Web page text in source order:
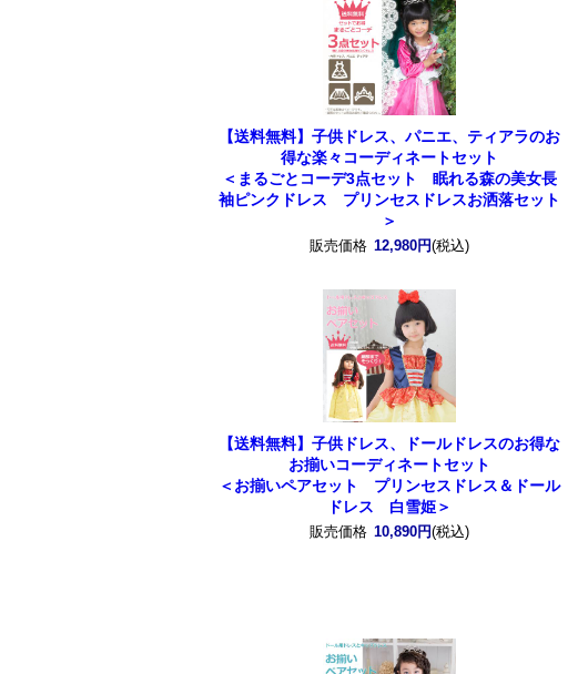
【送料無料】子供ドレス、パニエ、ティアラのお
得な楽々コーディネートセット
＜まるごとコーデ3点セット 眠れる森の美女長
袖ピンクドレス プリンセスドレスお洒落セット
＞
販売価格 12,980円(税込)
【送料無料】子供ドレス、ドールドレスのお得な
お揃いコーディネートセット
＜お揃いペアセット プリンセスドレス＆ドール
ドレス 白雪姫＞
販売価格 10,890円(税込)